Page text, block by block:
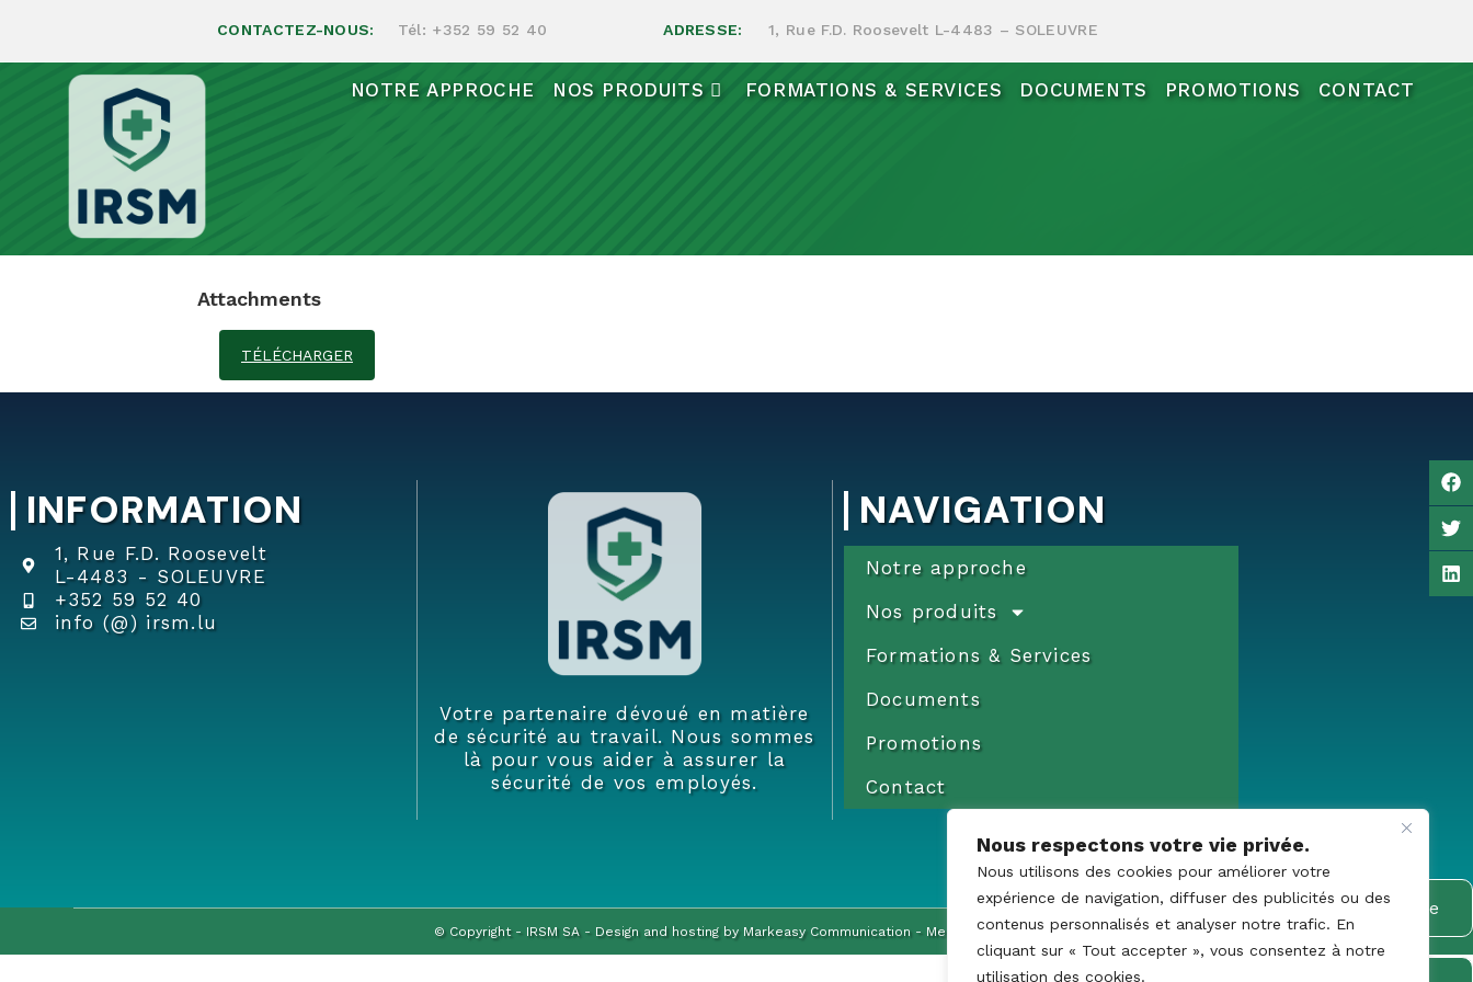
Nous respectons votre vie privée.
Nous utilisons des cookies pour améliorer votre
expérience de navigation, diffuser des publicités ou des
contenus personnalisés et analyser notre trafic. En
cliquant sur « Tout accepter », vous consentez à notre
utilisation des cookies.
CONTACTEZ-NOUS: Tél: +352 59 52 40 ADRESSE: 1, Rue F.D. Roosevelt L-4483 – SOLEUVRE
Commande
NOTRE APPROCHE NOS PRODUITS FORMATIONS & SERVICES DOCUMENTS PROMOTIONS CONTACT
Attachments
TÉLÉCHARGER
INFORMATION
1, Rue F.D. Roosevelt
L-4483 - SOLEUVRE
+352 59 52 40
info (@) irsm.lu
Votre partenaire dévoué en matière
de sécurité au travail. Nous sommes
là pour vous aider à assurer la
sécurité de vos employés.
NAVIGATION
Notre approche
Nos produits
Formations & Services
Documents
Promotions
Contact
© Copyright - IRSM SA - Design and hosting by Markeasy Communication- Mentions légales